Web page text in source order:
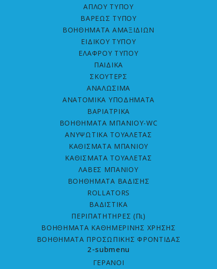
ΑΠΛΟΥ ΤΥΠΟΥ
ΒΑΡΕΩΣ ΤΥΠΟΥ
ΒΟΗΘΗΜΑΤΑ ΑΜΑΞΙΔΙΩΝ
ΕΙΔΙΚΟΥ ΤΥΠΟΥ
ΕΛΑΦΡΟΥ ΤΥΠΟΥ
ΠΑΙΔΙΚΑ
ΣΚΟΥΤΕΡΣ
ΑΝΑΛΩΣΙΜΑ
ΑΝΑΤΟΜΙΚΑ ΥΠΟΔΗΜΑΤΑ
ΒΑΡΙΑΤΡΙΚΑ
ΒΟΗΘΗΜΑΤΑ ΜΠΑΝΙΟΥ-WC
ΑΝΥΨΩΤΙΚΑ ΤΟΥΑΛΕΤΑΣ
ΚΑΘΙΣΜΑΤΑ ΜΠΑΝΙΟΥ
ΚΑΘΙΣΜΑΤΑ ΤΟΥΑΛΕΤΑΣ
ΛΑΒΕΣ ΜΠΑΝΙΟΥ
ΒΟΗΘΗΜΑΤΑ ΒΑΔΙΣΗΣ
ROLLATORS
ΒΑΔΙΣΤΙΚΑ
ΠΕΡΙΠΑΤΗΤΗΡΕΣ (Πι)
ΒΟΗΘΗΜΑΤΑ ΚΑΘΗΜΕΡΙΝΗΣ ΧΡΗΣΗΣ
ΒΟΗΘΗΜΑΤΑ ΠΡΟΣΩΠΙΚΗΣ ΦΡΟΝΤΙΔΑΣ
2-submenu
ΓΕΡΑΝΟΙ